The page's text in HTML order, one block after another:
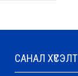
САНАЛ ХҮСЭЛТ